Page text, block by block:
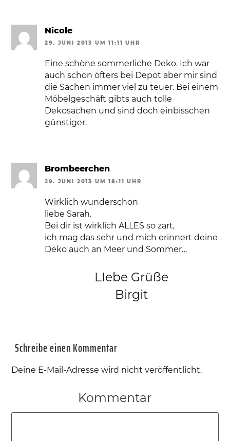
Nicole
29. JUNI 2013 UM 11:11 UHR
Eine schöne sommerliche Deko. Ich war
auch schon öfters bei Depot aber mir sind
die Sachen immer viel zu teuer. Bei einem
Möbelgeschäft gibts auch tolle
Dekosachen und sind doch einbisschen
günstiger.
Brombeerchen
29. JUNI 2013 UM 18:11 UHR
Wirklich wunderschön
liebe Sarah.
Bei dir ist wirklich ALLES so zart,
ich mag das sehr und mich erinnert deine
Deko auch an Meer und Sommer…
LIebe Grüße
Birgit
Schreibe einen Kommentar
Deine E-Mail-Adresse wird nicht veröffentlicht.
Kommentar